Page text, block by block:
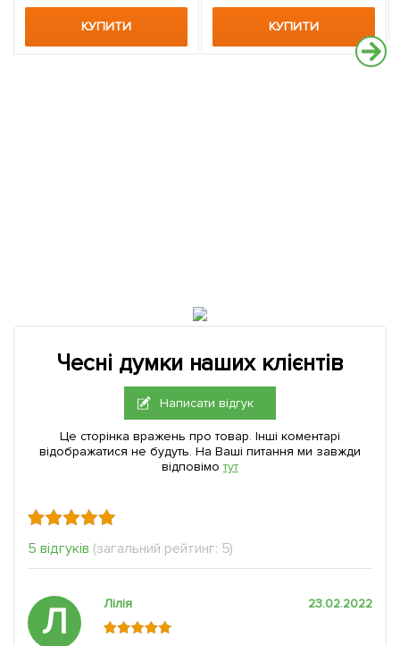
КУПИТИ КУПИТИ
Чесні думки наших клієнтів
Написати відгук
Це сторінка вражень про товар. Інші коментарі
відображатися не будуть. На Ваші питання ми завжди
відповімо тут
5 відгуків (загальний рейтинг: 5)
Л Лілія 23.02.2022